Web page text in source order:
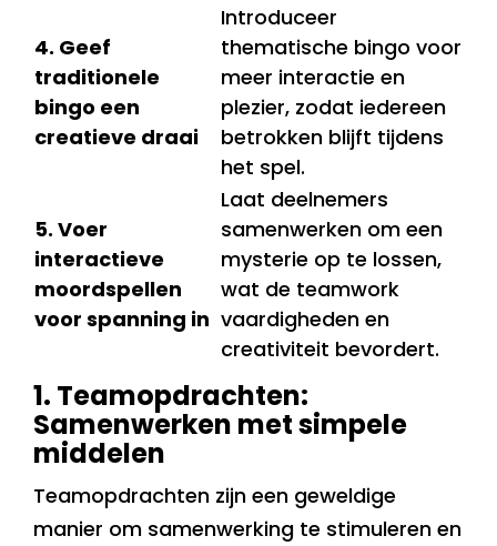
4. Geef
traditionele
bingo een
creatieve draai
Introduceer
thematische bingo voor
meer interactie en
plezier, zodat iedereen
betrokken blijft tijdens
het spel.
5. Voer
interactieve
moordspellen
voor spanning in
Laat deelnemers
samenwerken om een
mysterie op te lossen,
wat de teamwork
vaardigheden en
creativiteit bevordert.
1. Teamopdrachten:
Samenwerken met simpele
middelen
Teamopdrachten zijn een geweldige
manier om samenwerking te stimuleren en